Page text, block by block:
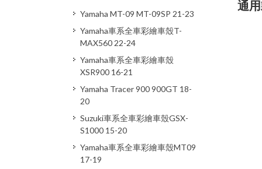
通
Yamaha MT-09 MT-09SP 21-23
Yamaha車系全車彩繪車殼T-
MAX560 22-24
Yamaha車系全車彩繪車殼
XSR900 16-21
Yamaha Tracer 900 900GT 18-
20
Suzuki車系全車彩繪車殼GSX-
S1000 15-20
Yamaha車系全車彩繪車殼MT09
17-19